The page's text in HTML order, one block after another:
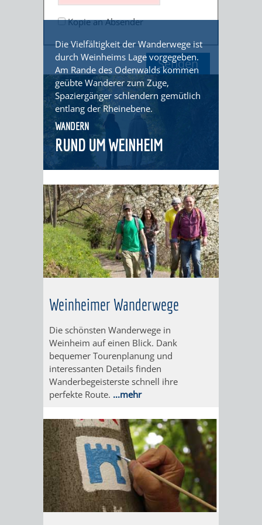
HITS
FÜR
KIDS
SECHS-
MÜHLEN-
TAL
BLOGGER
ON
TOUR
SKANDALÖS
OTTHEINRICH
–
GLANZ
UND
UNTERGANG
STADT
–
WIE
AUS
EINER
HITS
FÜR
KIDS
NATUR
PUR
WALDMIT
Kopie an Absender
Die Vielfältigkeit der Wanderwege ist
durch Weinheims Lage vorgegeben.
Am Rande des Odenwalds kommen
geübte Wanderer zum Zuge,
Spaziergänger schlendern gemütlich
entlang der Rheinebene.
WANDERN
RUND UM WEINHEIM
Weinheimer Wanderwege
Die schönsten Wanderwege in
Weinheim auf einen Blick. Dank
bequemer Tourenplanung und
interessanten Details finden
Wanderbegeisterste schnell ihre
perfekte Route. ...mehr